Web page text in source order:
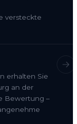
versteckte
erhalten Sie
an der
Bewertung –